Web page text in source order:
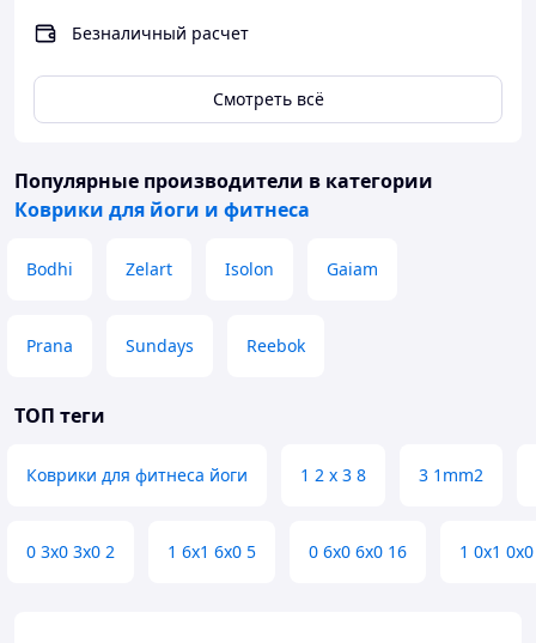
Безналичный расчет
Смотреть всё
Популярные производители в категории
Коврики для йоги и фитнеса
Bodhi Zelart Isolon Gaiam
Prana Sundays Reebok
ТОП теги
Коврики для фитнеса йоги 1 2 х 3 8 3 1mm2
0 3х0 3х0 2 1 6х1 6х0 5 0 6х0 6х0 16 1 0х1